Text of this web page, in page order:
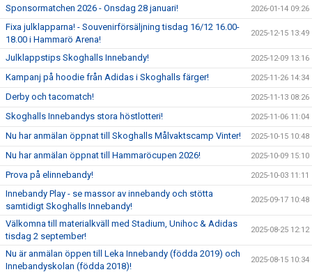
Sponsormatchen 2026 - Onsdag 28 januari! 2026-01-14 09:26
Fixa julklapparna! - Souvenirförsäljning tisdag 16/12 16.00-
18.00 i Hammarö Arena!
2025-12-15 13:49
Julklappstips Skoghalls Innebandy! 2025-12-09 13:16
Kampanj på hoodie från Adidas i Skoghalls färger! 2025-11-26 14:34
Derby och tacomatch! 2025-11-13 08:26
Skoghalls Innebandys stora höstlotteri! 2025-11-06 11:04
Nu har anmälan öppnat till Skoghalls Målvaktscamp Vinter! 2025-10-15 10:48
Nu har anmälan öppnat till Hammaröcupen 2026! 2025-10-09 15:10
Prova på elinnebandy! 2025-10-03 11:11
Innebandy Play - se massor av innebandy och stötta
samtidigt Skoghalls Innebandy!
2025-09-17 10:48
Välkomna till materialkväll med Stadium, Unihoc & Adidas
tisdag 2 september!
2025-08-25 12:12
Nu är anmälan öppen till Leka Innebandy (födda 2019) och
Innebandyskolan (födda 2018)!
2025-08-15 10:34